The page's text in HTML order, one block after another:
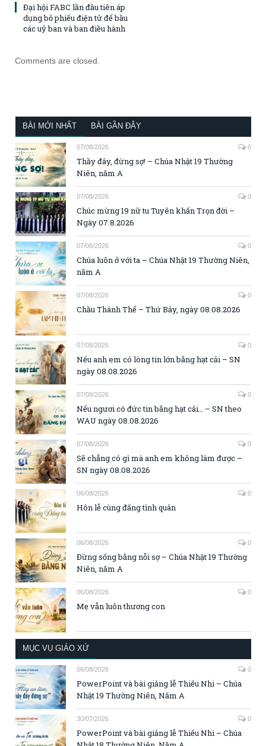
Đại hội FABC lần đầu tiên áp
dụng bỏ phiếu điện tử để bầu
các uỷ ban và ban điều hành
Comments are closed.
BÀI MỚI NHẤT BÀI GẦN ĐÂY
07/08/2026 0
Thầy đây, đừng sợ! – Chúa Nhật 19 Thường
Niên, năm A
07/08/2026 0
Chúc mừng 19 nữ tu Tuyên khấn Trọn đời –
Ngày 07.8.2026
07/08/2026 0
Chúa luôn ở với ta – Chúa Nhật 19 Thường Niên,
năm A
07/08/2026 0
Chầu Thánh Thể – Thứ Bảy, ngày 08.08.2026
07/08/2026 0
Nếu anh em có lòng tin lớn bằng hạt cải – SN
ngày 08.08.2026
07/08/2026 0
Nếu ngươi có đức tin bằng hạt cải… – SN theo
WAU ngày 08.08.2026
07/08/2026 0
Sẽ chẳng có gì mà anh em không làm được –
SN ngày 08.08.2026
06/08/2026 0
Hôn lễ cùng đấng tình quân
06/08/2026 0
Đừng sống bằng nỗi sợ – Chúa Nhật 19 Thường
Niên, năm A
06/08/2026 0
Mẹ vẫn luôn thương con
MỤC VỤ GIÁO XỨ
06/08/2026 0
PowerPoint và bài giảng lễ Thiếu Nhi – Chúa
Nhật 19 Thường Niên, Năm A
30/07/2026 0
PowerPoint và bài giảng lễ Thiếu Nhi – Chúa